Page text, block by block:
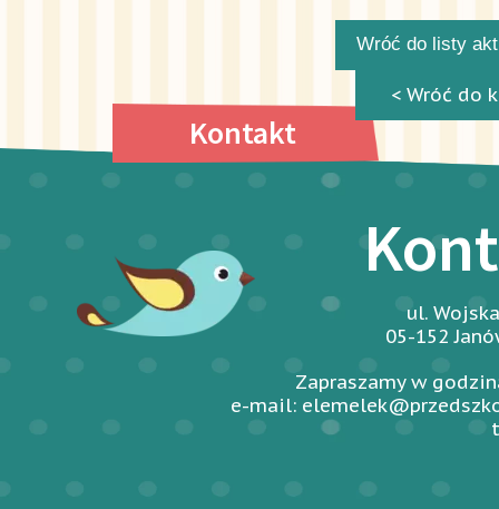
< Wróć do
Kontakt
ul.
05-152
Zapraszamy w
e-mail:
Wróć do listy